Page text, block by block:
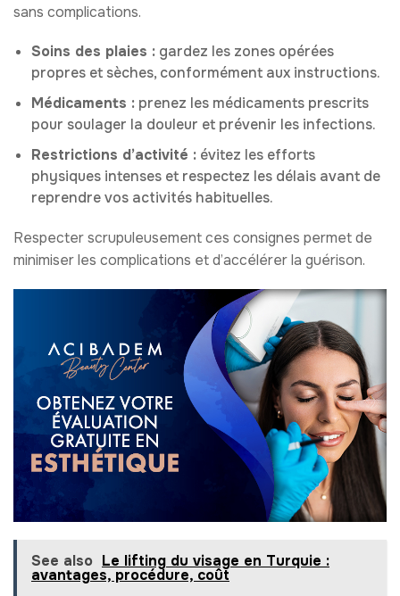
sans complications.
Soins des plaies : gardez les zones opérées
propres et sèches, conformément aux instructions.
Médicaments : prenez les médicaments prescrits
pour soulager la douleur et prévenir les infections.
Restrictions d’activité : évitez les efforts
physiques intenses et respectez les délais avant de
reprendre vos activités habituelles.
Respecter scrupuleusement ces consignes permet de
minimiser les complications et d’accélérer la guérison.
See also Le lifting du visage en Turquie :
avantages, procédure, coût